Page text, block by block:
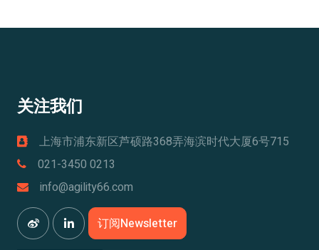
关注我们
上海市浦东新区芦硕路368弄海滨时代大厦6号715
021-3450 0213
info@agility66.com
订阅Newsletter